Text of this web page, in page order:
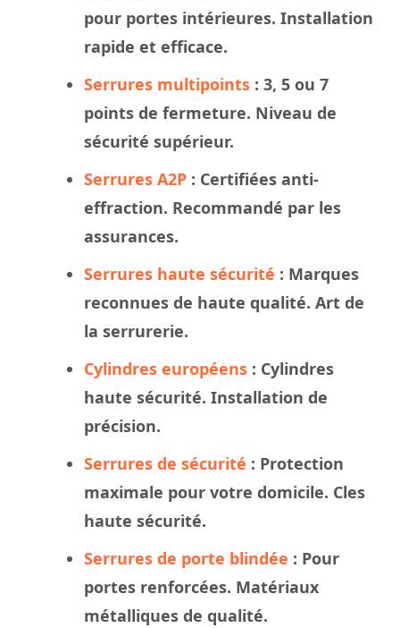
pour portes intérieures. Installation
rapide et efficace.
Serrures multipoints : 3, 5 ou 7
points de fermeture. Niveau de
sécurité supérieur.
Serrures A2P : Certifiées anti-
effraction. Recommandé par les
assurances.
Serrures haute sécurité : Marques
reconnues de haute qualité. Art de
la serrurerie.
Cylindres européens : Cylindres
haute sécurité. Installation de
précision.
Serrures de sécurité : Protection
maximale pour votre domicile. Cles
haute sécurité.
Serrures de porte blindée : Pour
portes renforcées. Matériaux
métalliques de qualité.